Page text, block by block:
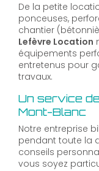
De la petite
ponceuses,
chantier
Lefèvre Location
équipements
entretenus pour
travaux.
Un service
Mont-Blanc
Notre entreprise
pendant toute la
conseils
vous soyez